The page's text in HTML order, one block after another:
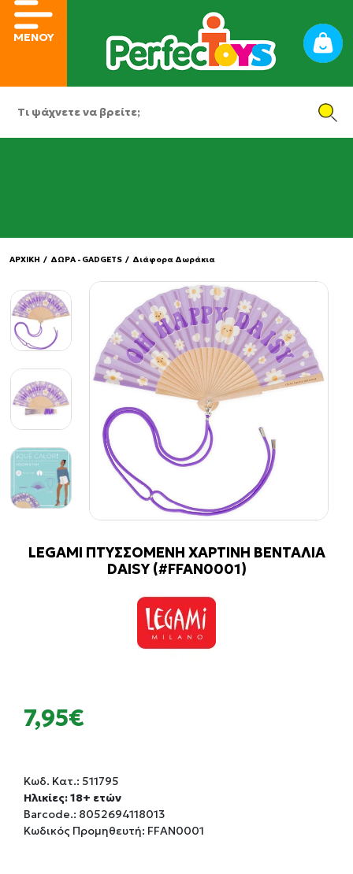
ΜΕΝΟΥ
ΑΡΧΙΚΗ / ΔΩΡΑ - GADGETS / Διάφορα Δωράκια
LEGAMI ΠΤΥΣΣΟΜΕΝΗ ΧΑΡΤΙΝΗ ΒΕΝΤΑΛΙΑ
DAISY (#FFAN0001)
7,95€
Κωδ. Κατ.: 511795
Ηλικίες: 18+ ετών
Barcode.: 8052694118013
Κωδικός Προμηθευτή: FFAN0001